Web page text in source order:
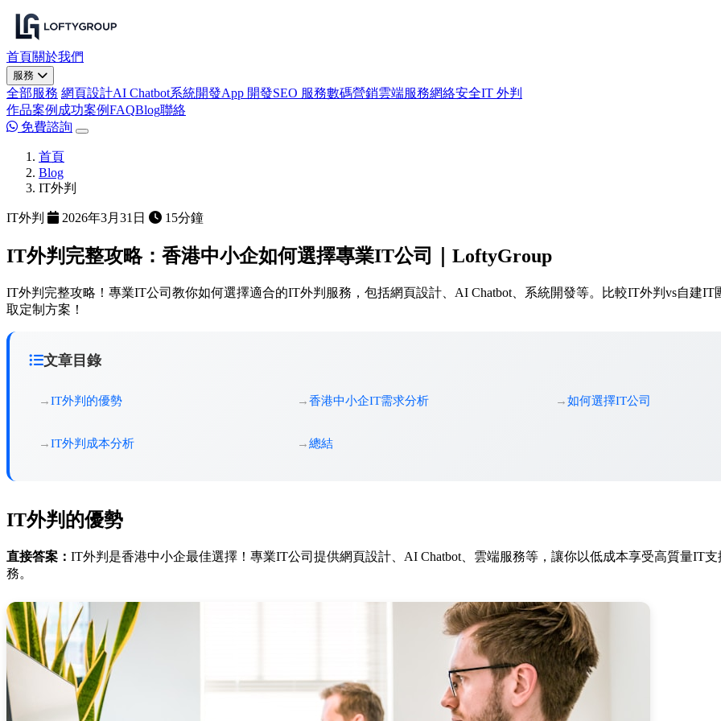
首頁關於我們
服務
全部服務 網頁設計AI Chatbot系統開發App 開發SEO 服務數碼營銷雲端服務網絡安全IT 外判
作品案例 成功案例FAQBlog聯絡
免費諮詢
首頁
Blog
IT外判
IT外判 2026年3月31日 15分鐘
IT外判完整攻略：香港中小企如何選擇專業IT公司｜LoftyGroup
IT外判完整攻略！專業IT公司教你如何選擇適合的IT外判服務，包括網頁設計、AI Chatbot、系統開發等。比較IT外判vs自建
取定制方案！
文章目錄
IT外判的優勢 香港中小企IT需求分析 如何選擇IT公司
IT外判成本分析 總結
IT外判的優勢
直接答案： IT外判是香港中小企最佳選擇！專業IT公司提供網頁設計、AI Chatbot、雲端服務等，讓你以低成本享受高質量IT
務。